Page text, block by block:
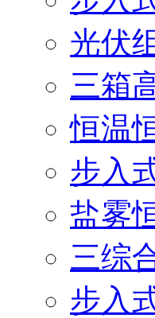
光伏
三箱
恒温
步入
盐雾
三综
步入